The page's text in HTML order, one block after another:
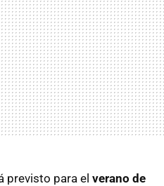
previsto para el verano de